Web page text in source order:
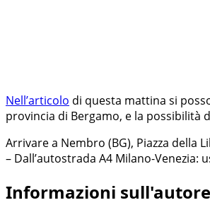
Nell’articolo di questa mattina si
provincia di Bergamo, e la possibilità
Arrivare a Nembro (BG), Piazza della
– Dall’autostrada A4 Milano-Venezia:
Informazioni sull'autore